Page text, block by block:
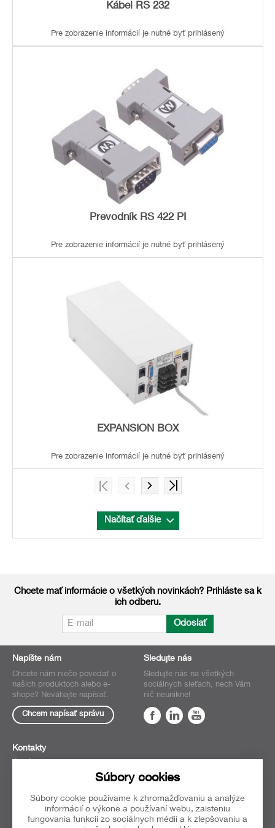
Kábel RS 232
Pre zobrazenie informácií je nutné byť prihlásený
Prevodník RS 422 PI
Pre zobrazenie informácií je nutné byť prihlásený
EXPANSION BOX
Pre zobrazenie informácií je nutné byť prihlásený
Načítať ďalšie
Chcete mať informácie o všetkých novinkách? Prihláste sa k
ich odberu.
Odoslať
Napíšte nám
Chcete nám niečo povedať o
našich produktoch alebo e-
shope? Neváhajte napísať.
Chcem napísať správu
Sledujte nás
Sledujte nás na všetkých
sociálnych sieťach, nech Vám
nič neunikne!
Kontakty
Oblúbené
Súbory cookies
Súbory cookie používame k zhromažďovaniu a analýze
informácií o výkone a používaní webu, zaisteniu
fungovania funkcií zo sociálnych médií a k zlepšovaniu a